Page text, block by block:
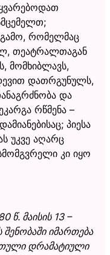
რომელმაც
თეატრალთაგან
მომხიბლავს,
დათრგუნულს,
და
რწმენა –
პიესა
უკვე აღარც
კი იყო
წ. მაისის 13 –
იმართება
დრამატიული